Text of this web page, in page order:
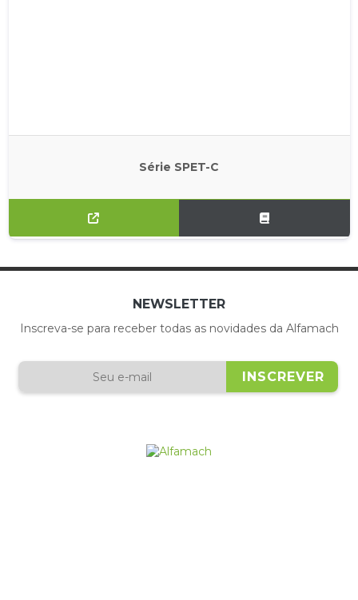
Série SPET-C
NEWSLETTER
Inscreva-se para receber todas as novidades da Alfamach